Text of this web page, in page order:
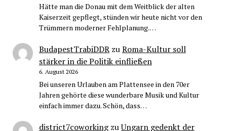
Hätte man die Donau mit dem Weitblick der alten
Kaiserzeit gepflegt, stünden wir heute nicht vor den
Trümmern moderner Fehlplanung.…
BudapestTrabiDDRzuRoma-Kultur soll
stärker in die Politik einfließen
6. August 2026
Bei unseren Urlauben am Plattensee in den 70er
Jahren gehörte diese wunderbare Musik und Kultur
einfach immer dazu. Schön, dass…
district7coworkingzuUngarn gedenkt der